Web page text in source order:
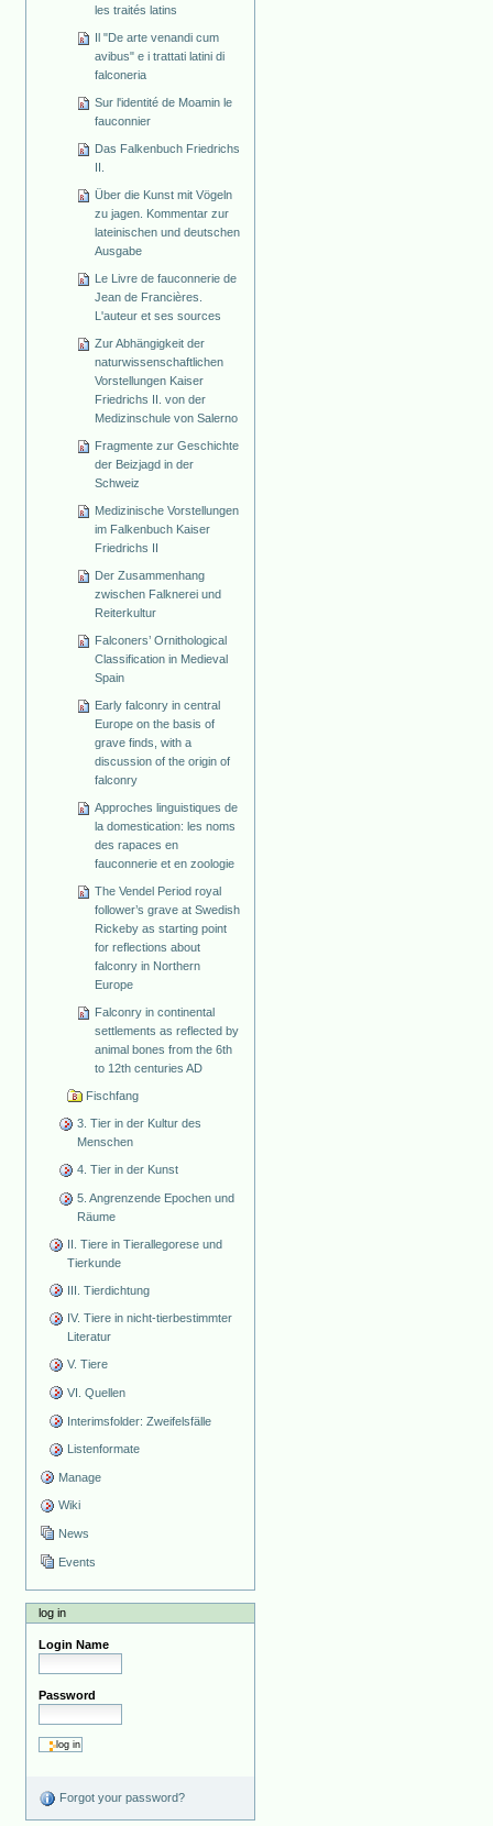
les traités latins
Il "De arte venandi cum
avibus" e i trattati latini di
falconeria
Sur l'identité de Moamin le
fauconnier
Das Falkenbuch Friedrichs
Über die Kunst mit Vögeln
zu jagen. Kommentar zur
lateinischen und deutschen
Ausgabe
Le Livre de fauconnerie de
Jean de Francières.
L'auteur et ses sources
Zur Abhängigkeit der
naturwissenschaftlichen
Vorstellungen Kaiser
Friedrichs II. von der
Medizinschule von Salerno
Fragmente zur Geschichte
der Beizjagd in der
Schweiz
Medizinische Vorstellungen
im Falkenbuch Kaiser
Friedrichs II
Der Zusammenhang
zwischen Falknerei und
Reiterkultur
Falconers’ Ornithological
Classification in Medieval
Spain
Early falconry in central
Europe on the basis of
grave finds, with a
discussion of the origin of
falconry
Approches linguistiques de
la domestication: les noms
des rapaces en
fauconnerie et en zoologie
The Vendel Period royal
follower’s grave at Swedish
Rickeby as starting point
for reflections about
falconry in Northern
Europe
Falconry in continental
settlements as reflected by
animal bones from the 6th
to 12th centuries AD
Fischfang
3. Tier in der Kultur des
Menschen
4. Tier in der Kunst
5. Angrenzende Epochen und
Räume
II. Tiere in Tierallegorese und
Tierkunde
III. Tierdichtung
IV. Tiere in nicht-tierbestimmter
Literatur
V. Tiere
VI. Quellen
Interimsfolder: Zweifelsfälle
Listenformate
Manage
Wiki
News
Events
log in
Login Name
Password
Forgot your password?